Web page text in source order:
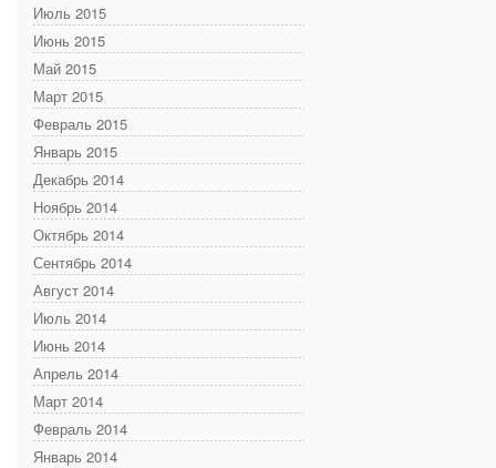
Июль 2015
Июнь 2015
Май 2015
Март 2015
Февраль 2015
Январь 2015
Декабрь 2014
Ноябрь 2014
Октябрь 2014
Сентябрь 2014
Август 2014
Июль 2014
Июнь 2014
Апрель 2014
Март 2014
Февраль 2014
Январь 2014